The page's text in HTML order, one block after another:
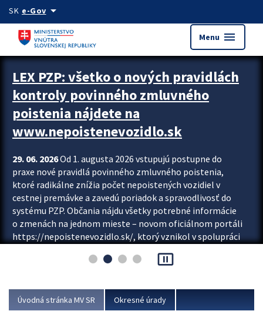
Preskocit na hlavný obsah
SK e-Govarrow_drop_down
Menu menu
Zastavit automatický posun upútavok
LEX PZP: všetko o nových pravidlách
kontroly povinného zmluvného
poistenia nájdete na
www.nepoistenevozidlo.sk
29. 06. 2026Od 1. augusta 2026 vstupujú postupne do
praxe nové pravidlá povinného zmluvného poistenia,
ktoré radikálne znížia počet nepoistených vozidiel v
cestnej premávke a zavedú poriadok a spravodlivosť do
systému PZP. Občania nájdu všetky potrebné informácie
o zmenách na jednom mieste – novom oficiálnom portáli
https://nepoistenevozidlo.sk/, ktorý vznikol v spolupráci
asociácie poisťovní (SLASPO) a Ministerstva vnútra SR.
Viac
pause_presentation
Úvodná stránka MV SR Okresné úrady